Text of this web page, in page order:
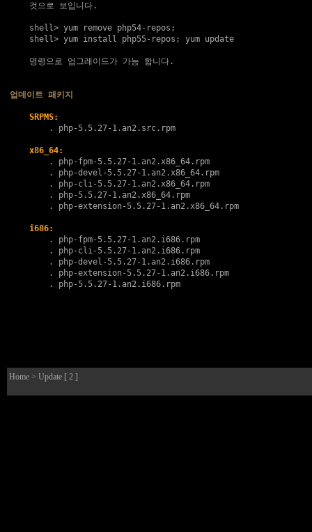
    것으로 보입니다.
    shell> yum remove php54-repos;
    shell> yum install php55-repos; yum update
    명령으로 업그레이드가 가능 합니다.
업데이트 패키지
SRPMS:
        .
php-5.5.27-1.an2.src.rpm
x86_64:
        .
php-fpm-5.5.27-1.an2.x86_64.rpm
        .
php-devel-5.5.27-1.an2.x86_64.rpm
        .
php-cli-5.5.27-1.an2.x86_64.rpm
        .
php-5.5.27-1.an2.x86_64.rpm
        .
php-extension-5.5.27-1.an2.x86_64.rpm
i686:
        .
php-fpm-5.5.27-1.an2.i686.rpm
        .
php-cli-5.5.27-1.an2.i686.rpm
        .
php-devel-5.5.27-1.an2.i686.rpm
        .
php-extension-5.5.27-1.an2.i686.rpm
        .
php-5.5.27-1.an2.i686.rpm
Home > Update [ 2 ]